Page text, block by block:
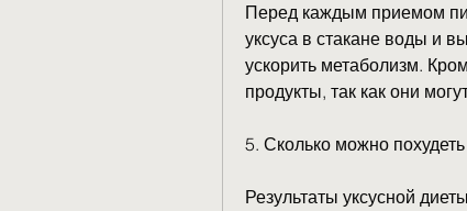
Перед каждым приемом
уксуса в стакане воды и
ускорить метаболизм.
продукты, так как они
5. Сколько можно
Результаты уксусной